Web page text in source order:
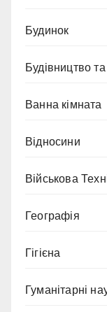
Будинок
Будівництво
Ванна кімната
Відносини
Військова
Географія
Гігієна
Гуманітарні